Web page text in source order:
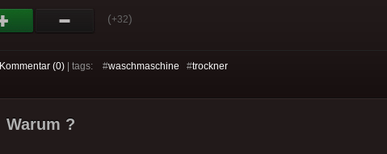
(+32)
Kommentar (0) | tags: #waschmaschine #trockner
Warum ?